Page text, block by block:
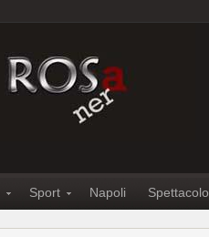
Sport Napoli Spettacolo